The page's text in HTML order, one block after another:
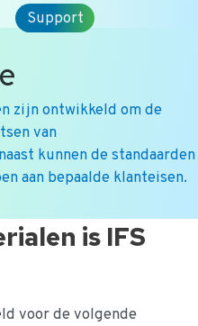
Support
zijn ontwikkeld om de
van
kunnen de standaarden
aan bepaalde klanteisen.
is IFS
voor de volgende